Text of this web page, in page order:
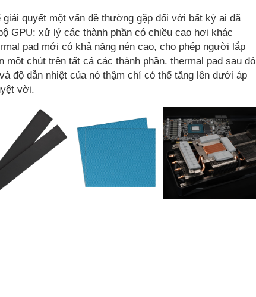
quyết một vấn đề thường gặp đối với bất kỳ ai đã
GPU: xử lý các thành phần có chiều cao hơi khác
pad mới có khả năng nén cao, cho phép người lắp
chút trên tất cả các thành phần. thermal pad sau đó
độ dẫn nhiệt của nó thậm chí có thể tăng lên dưới áp
vời.